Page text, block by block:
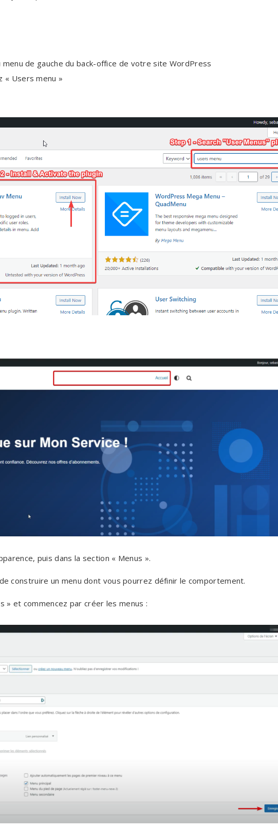
menu de gauche du back-office de votre site WordPress
« Users menu »
puis dans la section « Menus ».
construire un menu dont vous pourrez définir le comportement.
» et commencez par créer les menus :